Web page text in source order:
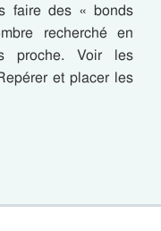
faire des « bonds
recherché en
proche. Voir les
et placer les